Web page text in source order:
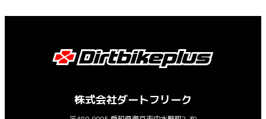
株式会社ダートフリーク